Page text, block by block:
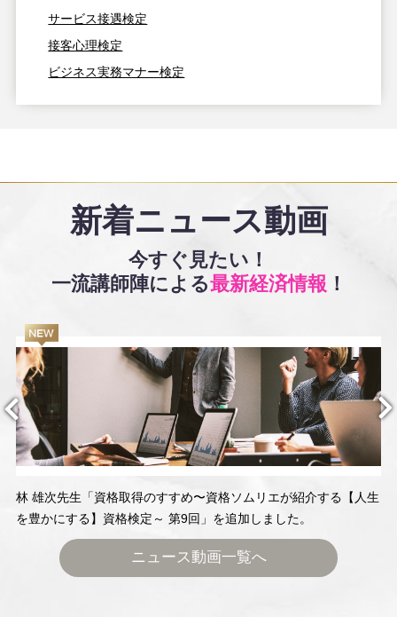
サービス接遇検定
接客心理検定
ビジネス実務マナー検定
新着ニュース動画
今すぐ見たい！
一流講師陣による最新経済情報 ！
ニュース動画一覧へ
林 雄次先生「資格取得のすすめ〜資格ソムリエが紹介する【人生
を豊かにする】資格検定～ 第9回」を追加しました。